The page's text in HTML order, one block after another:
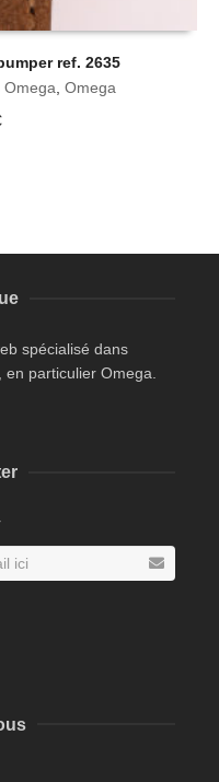
ref. 2635
Omega, Omega
spécialisé dans
en particulier Omega.